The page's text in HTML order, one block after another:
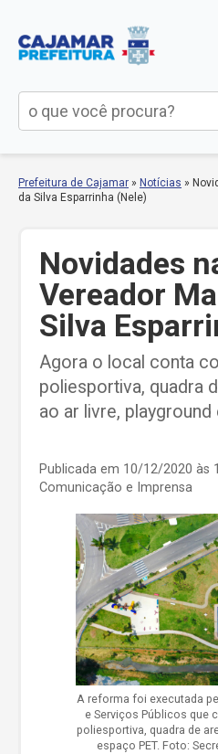
Prefeitura de Cajamar » Notícias »
da Silva Esparrinha (Nele)
Novidades
Vereador
Silva
Agora o local conta
poliesportiva, quadra
ao ar livre, playground
Publicada em 10/12/2020 às
Comunicação e Imprensa
A reforma foi executada
e Serviços Públicos que
poliesportiva, quadra de
espaço PET. Foto: